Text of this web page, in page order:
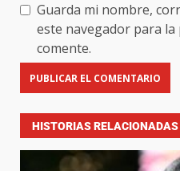
Guarda mi nombre,
este navegador para la
comente.
HISTORIAS RELACIONADAS